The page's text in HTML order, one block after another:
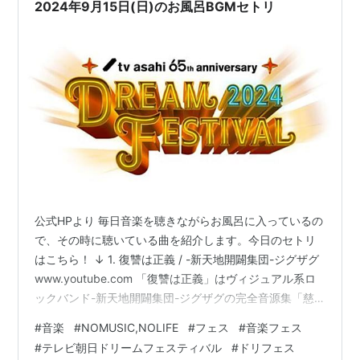
2024年9月15日(日)のお風呂BGMセトリ
公式HPより 毎日音楽を聴きながらお風呂に入っているの
で、その時に聴いている曲を紹介します。今日のセトリ
はこちら！ ↓ 1. 復讐は正義 / -新天地開闢集団-ジグザグ
www.youtube.com 「復讐は正義」はヴィジュアル系ロ
ックバンド-新天地開闢集団-ジグザグの完全音源集「慈
けた人間が、自分と同じ目に遭えばいいと思っている復
讐心を歌った内容となっており、曲はアップテンポで激
#音楽 #NOMUSIC,NOLIFE #フェス #音楽フェス
#テレビ朝日ドリームフェスティバル # ドリフェス